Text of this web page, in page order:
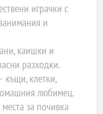
играчки с
и
каишки и
разходки.
къщи, клетки,
любимец.
за почивка